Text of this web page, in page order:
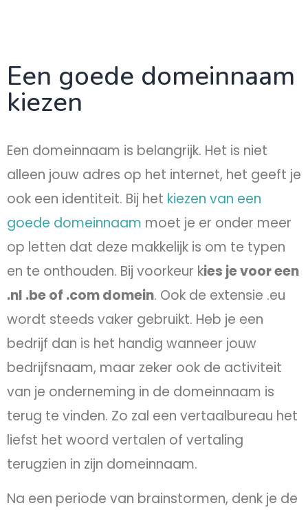
Een goede domeinnaam
kiezen
Een domeinnaam is belangrijk. Het is niet
alleen jouw adres op het internet, het geeft je
ook een identiteit. Bij het kiezen van een
goede domeinnaam moet je er onder meer
op letten dat deze makkelijk is om te typen
en te onthouden. Bij voorkeur kies je voor een
.nl .be of .com domein. Ook de extensie .eu
wordt steeds vaker gebruikt. Heb je een
bedrijf dan is het handig wanneer jouw
bedrijfsnaam, maar zeker ook de activiteit
van je onderneming in de domeinnaam is
terug te vinden. Zo zal een vertaalbureau het
liefst het woord vertalen of vertaling
terugzien in zijn domeinnaam.
Na een periode van brainstormen, denk je de